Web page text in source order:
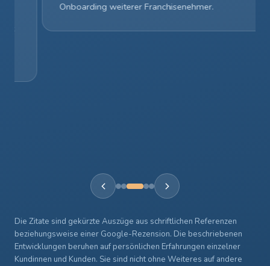
Onboarding weiterer Franchisenehmer.
Die Zitate sind gekürzte Auszüge aus schriftlichen Referenzen
beziehungsweise einer Google-Rezension. Die beschriebenen
Entwicklungen beruhen auf persönlichen Erfahrungen einzelner
Kundinnen und Kunden. Sie sind nicht ohne Weiteres auf andere